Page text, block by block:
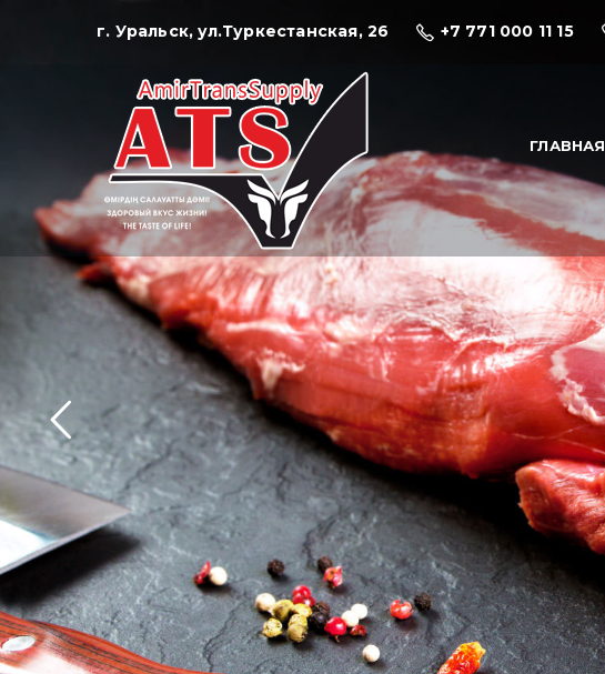
г. Уральск, ул.Туркестанская, 26 +7 771 000 11 15
ГЛАВНАЯ